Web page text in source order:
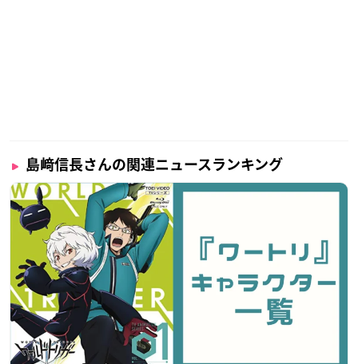
島﨑信長さんの関連ニュースランキング